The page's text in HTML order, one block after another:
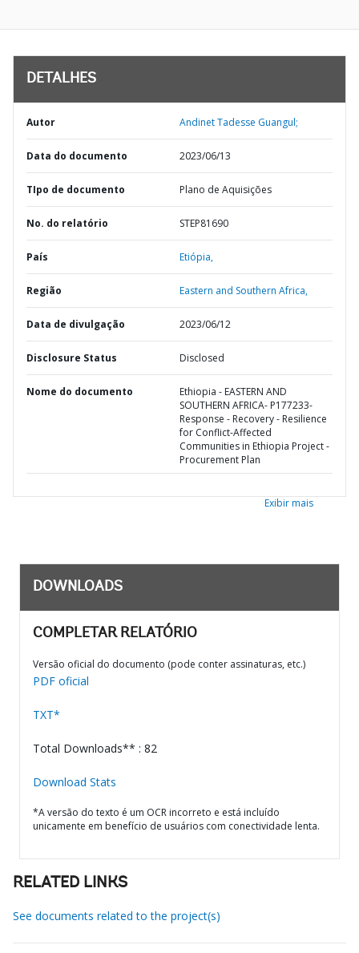
DETALHES
Autor Andinet Tadesse Guangul;
Data do documento 2023/06/13
TIpo de documento Plano de Aquisições
No. do relatório STEP81690
País Etiópia,
Região Eastern and Southern Africa,
Data de divulgação 2023/06/12
Disclosure Status Disclosed
Nome do documento
Ethiopia - EASTERN AND
SOUTHERN AFRICA- P177233-
Response - Recovery - Resilience
for Conflict-Affected
Communities in Ethiopia Project -
Procurement Plan
Exibir mais
DOWNLOADS
COMPLETAR RELATÓRIO
Versão oficial do documento (pode conter assinaturas, etc.)
PDF oficial
TXT*
Total Downloads** : 82
Download Stats
*A versão do texto é um OCR incorreto e está incluído
unicamente em benefício de usuários com conectividade lenta.
RELATED LINKS
See documents related to the project(s)